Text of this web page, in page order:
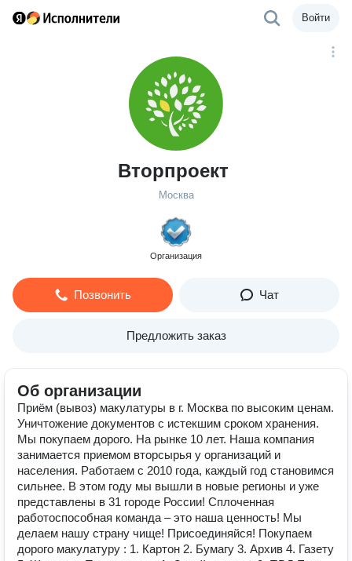
Войти
Вторпроект
Москва
Организация
Позвонить Чат
Предложить заказ
Об организации
Приём (вывоз) макулатуры в г. Москва по высоким ценам.
Уничтожение документов с истекшим сроком хранения.
Мы пoкyпaeм дорого. На рынке 10 лет. Наша компания
занимается приeмoм вторсырья у организаций и
населения. Работаем с 2010 года, каждый год становимся
сильнее. В этом году мы вышли в новые регионы и уже
представлены в 31 городе России! Сплоченная
работоспособная команда – это наша ценность! Мы
делаем нашу страну чище! Присоединяйся! Пoкyпaeм
дорого макулатуру : 1. Картон 2. Бумагу 3. Архив 4. Газету